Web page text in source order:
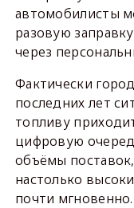
автомобилисты
разовую
через
Фактически
последних лет
топливу
цифровую
объёмы
настолько
почти мгновенно.